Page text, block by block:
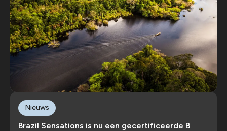
Brazil Sensations is nu een gecertificeerde B
Nieuws